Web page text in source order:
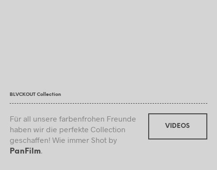
BLVCKOUT Collection
Für all unsere farbenfrohen Freunde
haben wir die perfekte Collection
geschaffen! Wie immer Shot by
PanFilm.
VIDEOS